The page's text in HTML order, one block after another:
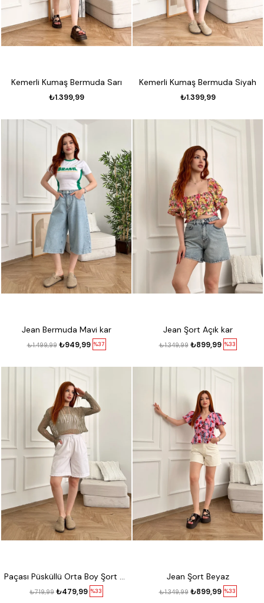
Kemerli Kumaş Bermuda Sarı
₺1.399,99
Kemerli Kumaş Bermuda Siyah
₺1.399,99
Jean Bermuda Mavi kar
%37
₺949,99
₺1.499,99
Jean Şort Açık kar
%33
₺899,99
₺1.349,99
Paçası Püsküllü Orta Boy Şort Beyaz
%33
₺479,99
₺719,99
Jean Şort Beyaz
%33
₺899,99
₺1.349,99